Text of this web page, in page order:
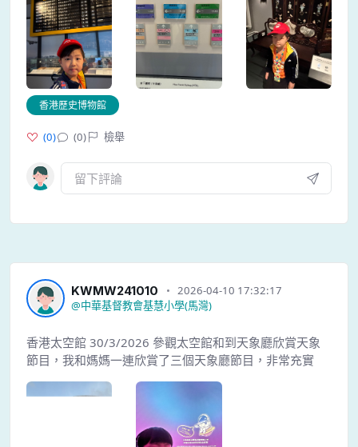
香港歷史博物館
(0) (0) 檢舉
KWMW241010
2026-04-10 17:32:17
@中華基督教會基慧小學(馬灣)
香港太空館 30/3/2026 參觀太空館和到天象廳欣賞天象
節目，我和媽媽一連欣賞了三個天象廳節目，非常充實